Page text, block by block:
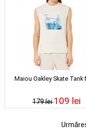
Maiou Oakley Skate Tank
179 lei109 lei